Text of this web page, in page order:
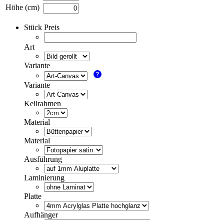
Höhe (cm)
Stück Preis
Art
Variante
Variante
Keilrahmen
Material
Material
Ausführung
Laminierung
Platte
Aufhänger